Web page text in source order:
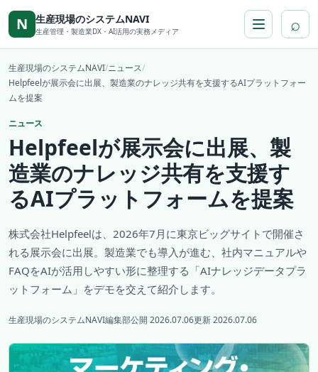
本文へ移動
N 生産現場のシステムNAVI
生産管理・製造業DX・AI活用の実務メディア ⌕
生産現場のシステムNAVI/ニュース/
Helpfeelが展示会に出展、製造業のナレッジ共有を支援するAIプラットフォー
ムを提案
ニュース
Helpfeelが展示会に出展、製
造業のナレッジ共有を支援す
るAIプラットフォームを提案
株式会社Helpfeelは、2026年7月に東京ビッグサイトで開催さ
れる展示会に出展。製造業でも導入が進む、社内マニュアルや
FAQをAIが活用しやすい形に整理する「AIナレッジデータプラ
ットフォーム」をデモを交えて紹介します。
生産現場のシステムNAVI編集部公開 2026.07.06更新 2026.07.06